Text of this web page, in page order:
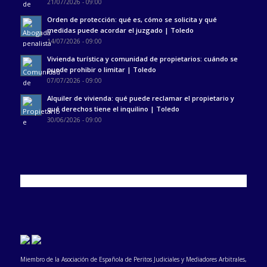
21/07/2026 - 09:00
Orden de protección: qué es, cómo se solicita y qué
medidas puede acordar el juzgado | Toledo
14/07/2026 - 09:00
Vivienda turística y comunidad de propietarios: cuándo se
puede prohibir o limitar | Toledo
07/07/2026 - 09:00
Alquiler de vivienda: qué puede reclamar el propietario y
qué derechos tiene el inquilino | Toledo
30/06/2026 - 09:00
Miembro de la Asociación de Española de Peritos Judiciales y Mediadores Arbitrales,